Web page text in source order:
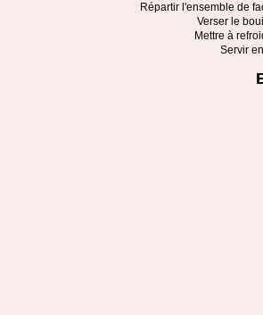
Répartir l'ensemble de
Verser le
Mettre à
Servir